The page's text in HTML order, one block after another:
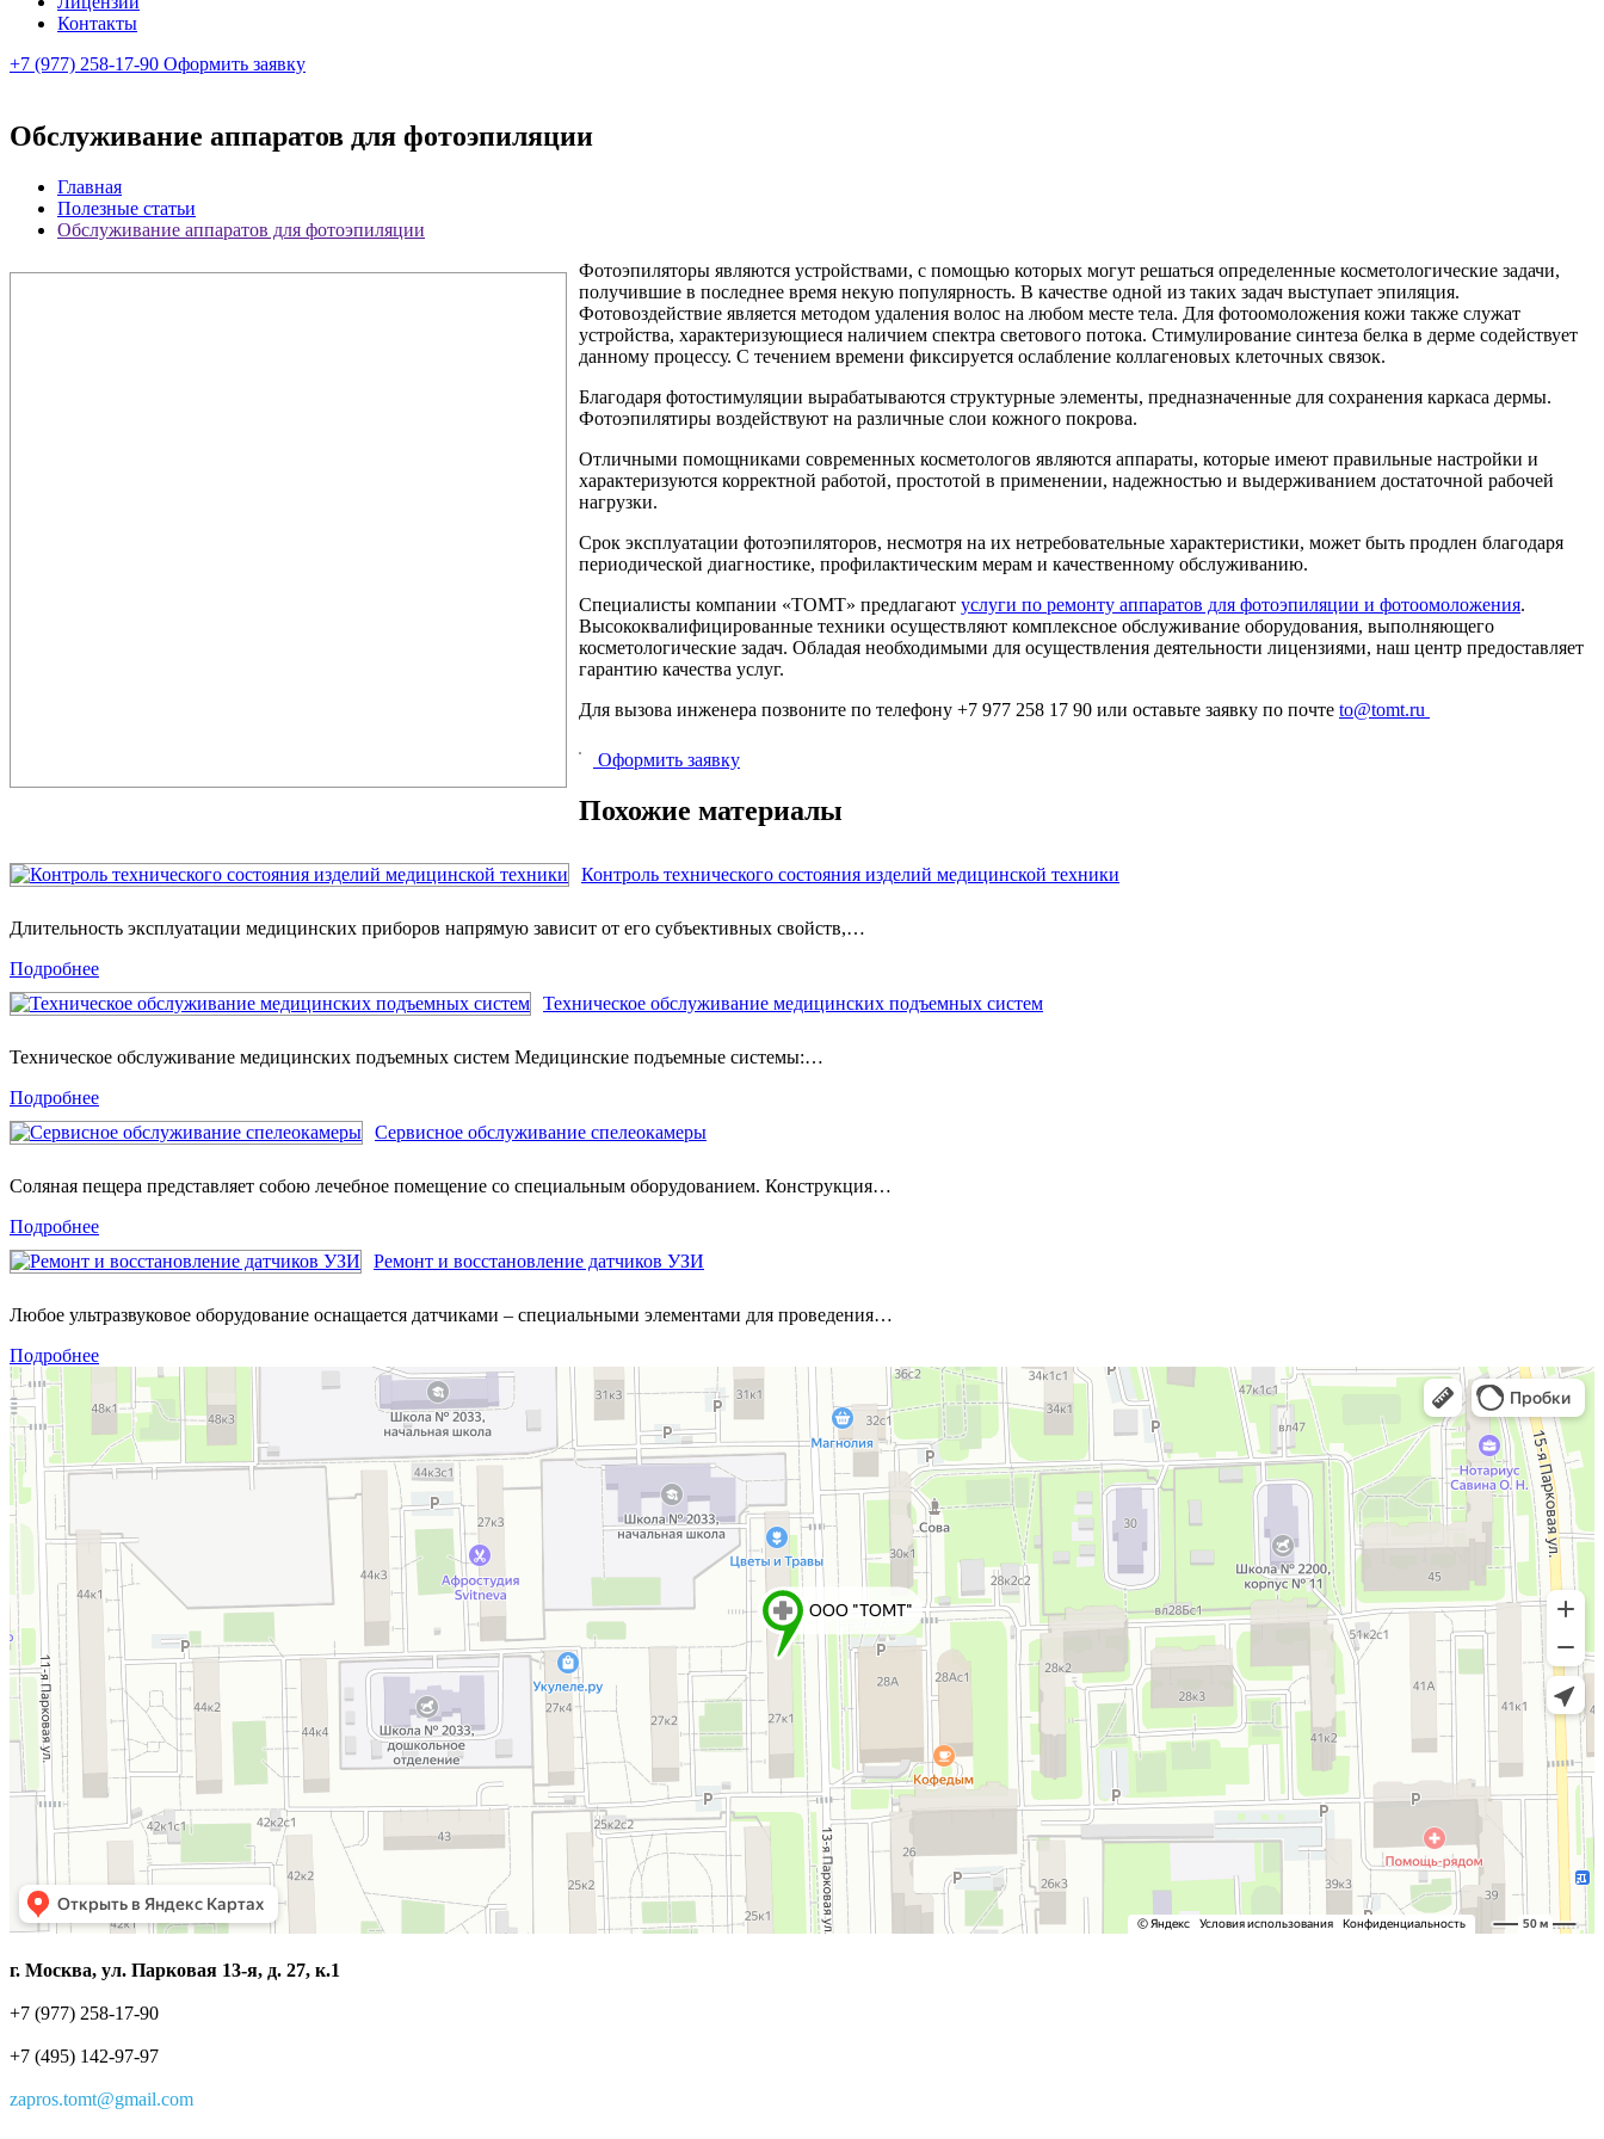
Контакты
+7 (977) 258-17-90 Оформить заявку
Обслуживание аппаратов для фотоэпиляции
Главная
Полезные статьи
Обслуживание аппаратов для фотоэпиляции
Фотоэпиляторы являются устройствами, с помощью которых могут решаться определенные косметологические задачи,
получившие в последнее время некую популярность. В качестве одной из таких задач выступает эпиляция.
Фотовоздействие является методом удаления волос на любом месте тела. Для фотоомоложения кожи также служат
устройства, характеризующиеся наличием спектра светового потока. Стимулирование синтеза белка в дерме содействует
данному процессу. С течением времени фиксируется ослабление коллагеновых клеточных связок.
Благодаря фотостимуляции вырабатываются структурные элементы, предназначенные для сохранения каркаса дермы.
Фотоэпилятиры воздействуют на различные слои кожного покрова.
Отличными помощниками современных косметологов являются аппараты, которые имеют правильные настройки и
характеризуются корректной работой, простотой в применении, надежностью и выдерживанием достаточной рабочей
нагрузки.
Срок эксплуатации фотоэпиляторов, несмотря на их нетребовательные характеристики, может быть продлен благодаря
периодической диагностике, профилактическим мерам и качественному обслуживанию.
Специалисты компании «ТОМТ» предлагают услуги по ремонту аппаратов для фотоэпиляции и фотоомоложения.
Высококвалифицированные техники осуществляют комплексное обслуживание оборудования, выполняющего
косметологические задач. Обладая необходимыми для осуществления деятельности лицензиями, наш центр предоставляет
гарантию качества услуг.
Для вызова инженера позвоните по телефону +7 977 258 17 90 или оставьте заявку по почте to@tomt.ru
Оформить заявку
Похожие материалы
Контроль технического состояния изделий медицинской техники
Длительность эксплуатации медицинских приборов напрямую зависит от его субъективных свойств,…
Подробнее
Техническое обслуживание медицинских подъемных систем
Техническое обслуживание медицинских подъемных систем Медицинские подъемные системы:…
Подробнее
Сервисное обслуживание спелеокамеры
Соляная пещера представляет собою лечебное помещение со специальным оборудованием. Конструкция…
Подробнее
Ремонт и восстановление датчиков УЗИ
Любое ультразвуковое оборудование оснащается датчиками – специальными элементами для проведения…
Подробнее
г. Москва, ул. Парковая 13-я, д. 27, к.1
+7 (977) 258-17-90
+7 (495) 142-97-97
zapros.tomt@gmail.com